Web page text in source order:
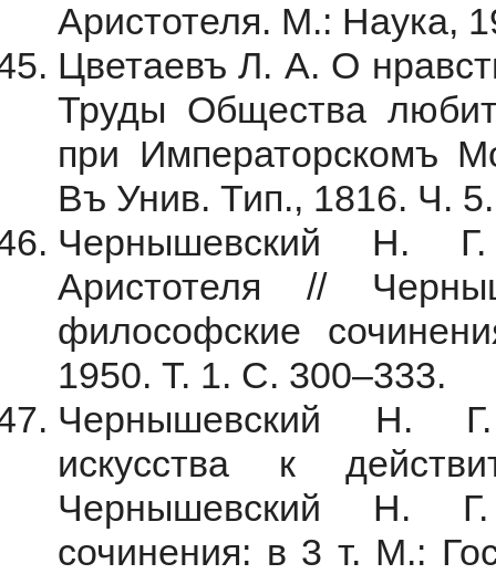
Аристотеля. М.: Наука,
Цветаевъ Л. А. О
Труды Общества
при Императорскомъ
Въ Унив. Тип., 1816. Ч.
Чернышевский Н.
Аристотеля //
философские
1950. Т. 1. С. 300–333.
Чернышевский Н. Г.
искусства к
Чернышевский Н.
сочинения: в 3 т. М.: